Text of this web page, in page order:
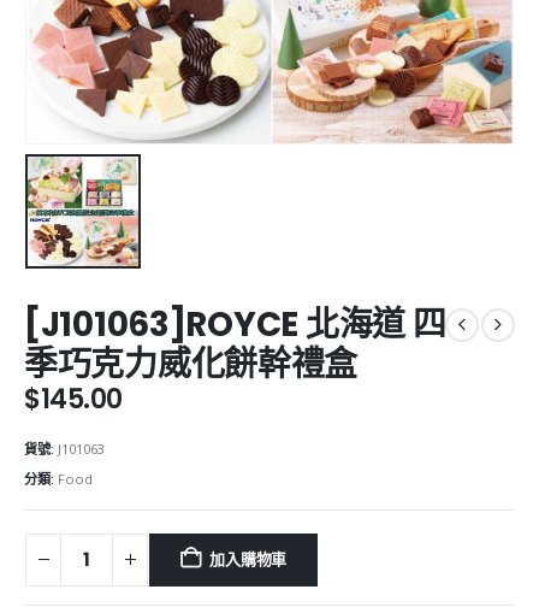
[J101063]ROYCE 北海道 四
季巧克力威化餅幹禮盒
$145.00
貨號: J101063
分類: Food
加入購物車